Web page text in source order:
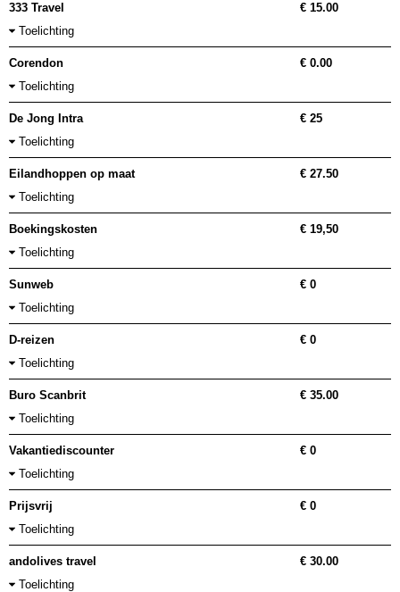
333 Travel
€ 15.00
Toelichting
Corendon
€ 0.00
Toelichting
De Jong Intra
€ 25
Toelichting
Eilandhoppen op maat
€ 27.50
Toelichting
Boekingskosten
€ 19,50
Toelichting
Sunweb
€ 0
Toelichting
D-reizen
€ 0
Toelichting
Buro Scanbrit
€ 35.00
Toelichting
Vakantiediscounter
€ 0
Toelichting
Prijsvrij
€ 0
Toelichting
andolives travel
€ 30.00
Toelichting